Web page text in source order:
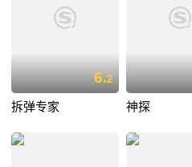
6.2
拆弹专家 神探